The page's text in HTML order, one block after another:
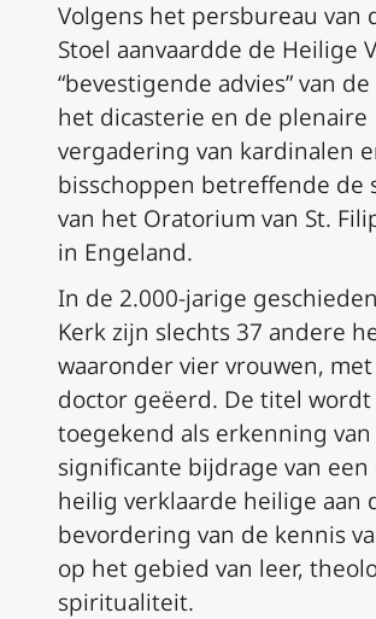
Volgens het persbureau van
Stoel aanvaardde de Heilige
“bevestigende advies” van
het dicasterie en de plenaire
vergadering van kardinalen
bisschoppen betreffende de
van het Oratorium van St.
in Engeland.
In de 2.000-jarige
Kerk zijn slechts 37 andere
waaronder vier vrouwen,
doctor geëerd. De titel wordt
toegekend als erkenning van
significante bijdrage van een
heilig verklaarde heilige aan
bevordering van de kennis
op het gebied van leer,
spiritualiteit.